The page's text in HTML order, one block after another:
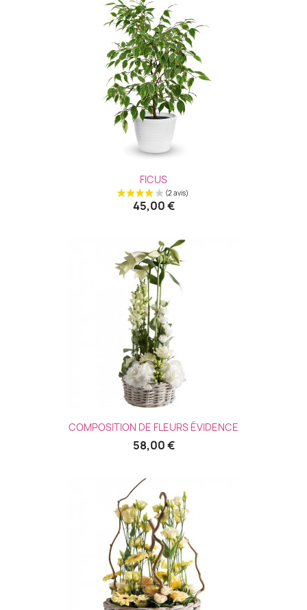
FICUS
45,00 €
COMPOSITION DE FLEURS ÉVIDENCE
58,00 €